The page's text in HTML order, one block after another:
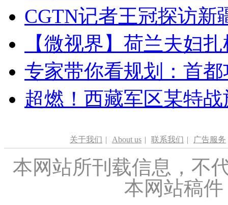
CGTN记者王冠探访新
【微视界】荷兰夫妇
专家带你看规划：首
超燃！西藏军区某特
关于我们 | About us | 联系我们 | 广告服务
本网站所刊载信息，不
本网站稿